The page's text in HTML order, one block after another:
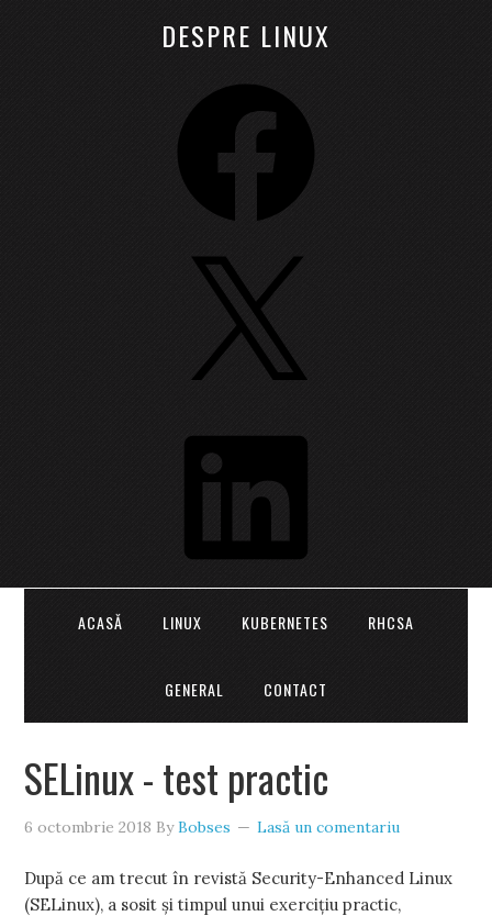
DESPRE LINUX
ACASĂ LINUX KUBERNETES RHCSA
GENERAL CONTACT
SELinux - test practic
6 octombrie 2018 ByBobses Lasă un comentariu
După ce am trecut în revistă Security-Enhanced Linux
(SELinux), a sosit și timpul unui exercițiu practic,